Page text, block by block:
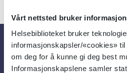
Vårt nettsted bruker
Helsebiblioteket bruker
informasjonskapsler/«cookies»
om deg for å kunne gi deg best
Informasjonskapslene samler
Om oss